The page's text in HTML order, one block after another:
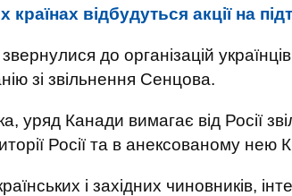
країнах відбудуться акції на
до організацій українців
зі звільнення Сенцова.
уряд Канади вимагає від Росії
Росії та в анексованому нею
і західних чиновників,